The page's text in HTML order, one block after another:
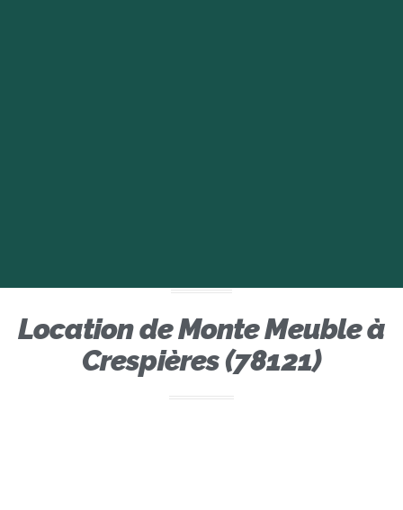
Location de Monte Meuble à
Crespières (78121)